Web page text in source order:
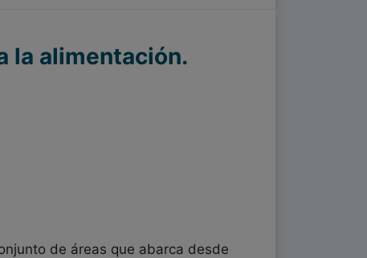
la alimentación.
de áreas que abarca desde